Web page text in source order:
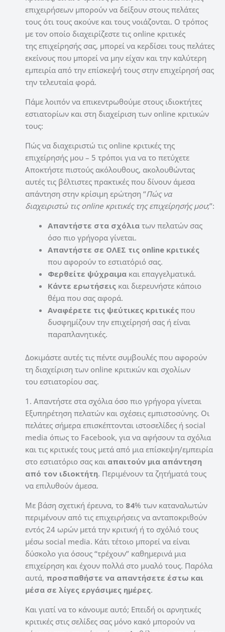
επιχειρήσεων μπορούν να δείξουν στους πελάτες
τους ότι τους ακούνε και τους νοιάζονται. Ο τρόπος
με τον οποίο διαχειρίζεστε τις online κριτικές
της επιχείρησής σας, μπορεί να κερδίσει τους πελάτες
εκείνους που μπορεί να μην είχαν και την καλύτερη
εμπειρία από την επίσκεψή τους στην επιχείρησή σας
την τελευταία φορά.
Πάμε λοιπόν να επικεντρωθούμε στους ιδιοκτήτες
εστιατορίων και στη διαχείριση των online κριτικών
τους:
Πώς να διαχειριστώ τις online κριτικές της
επιχείρησής μου – 5 τρόποι για να το πετύχετε
Αποκτήστε πιστούς ακόλουθους, ακολουθώντας
αυτές τις βέλτιστες πρακτικές που δίνουν άμεσα
απάντηση στην κρίσιμη ερώτηση “Πώς να
διαχειριστώ τις online κριτικές της επιχείρησής μου;”:
Απαντήστε στα σχόλια των πελατών σας
όσο πιο γρήγορα γίνεται.
Απαντήστε σε ΟΛΕΣ τις online κριτικές
που αφορούν το εστιατόριό σας.
Φερθείτε ψύχραιμα και επαγγελματικά.
Κάντε ερωτήσεις και διερευνήστε κάποιο
θέμα που σας αφορά.
Αναφέρετε τις ψεύτικες κριτικές που
δυσφημίζουν την επιχείρησή σας ή είναι
παραπλανητικές.
Δοκιμάστε αυτές τις πέντε συμβουλές που αφορούν
τη διαχείριση των online κριτικών και σχολίων
του εστιατορίου σας.
1. Απαντήστε στα σχόλια όσο πιο γρήγορα γίνεται
Εξυπηρέτηση πελατών και σχέσεις εμπιστοσύνης. Οι
πελάτες σήμερα επισκέπτονται ιστοσελίδες ή social
media όπως το Facebook, για να αφήσουν τα σχόλια
και τις κριτικές τους μετά από μια επίσκεψη/εμπειρία
στο εστιατόριο σας και απαιτούν μια απάντηση
από τον ιδιοκτήτη. Περιμένουν τα ζητήματά τους
να επιλυθούν άμεσα.
Με βάση σχετική έρευνα, το 84% των καταναλωτών
περιμένουν από τις επιχειρήσεις να ανταποκριθούν
εντός 24 ωρών μετά την κριτική ή το σχόλιό τους
μέσω social media. Κάτι τέτοιο μπορεί να είναι
δύσκολο για όσους “τρέχουν” καθημερινά μια
επιχείρηση και έχουν πολλά στο μυαλό τους. Παρόλα
αυτά, προσπαθήστε να απαντήσετε έστω και
μέσα σε λίγες εργάσιμες ημέρες.
Και γιατί να το κάνουμε αυτό; Επειδή οι αρνητικές
κριτικές στις σελίδες σας μόνο κακό μπορούν να